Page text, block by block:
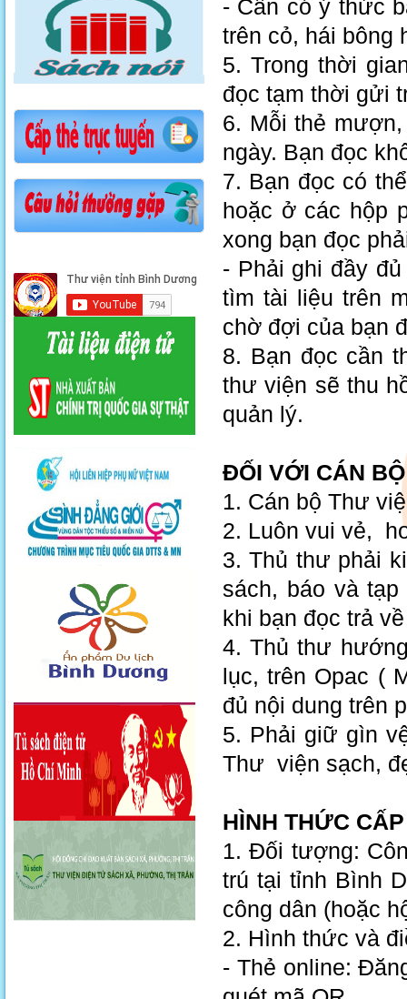
- Cần có ý thức
trên cỏ, hái bông
5. Trong thời
đọc tạm thời gửi
6. Mỗi thẻ
ngày. Bạn đọc
7. Bạn đọc có
hoặc ở các hộp
xong bạn đọc
- Phải ghi đầy
tìm tài liệu trên
chờ đợi của bạn
8. Bạn đọc cần
thư viện sẽ thu
quản lý.
ĐỐI VỚI CÁN
1. Cán bộ Thư
2. Luôn vui vẻ,
3. Thủ thư phải
sách, báo và
khi bạn đọc trả
4. Thủ thư
lục, trên Opac (
đủ nội dung trên
5. Phải giữ gìn
Thư viện sạch,
HÌNH THỨC
1. Đối tượng:
trú tại tỉnh Bình
công dân (hoặc
2. Hình thức và
- Thẻ online: